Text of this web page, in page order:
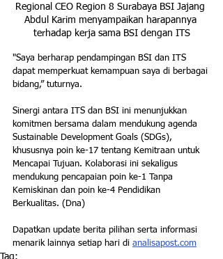
Regional CEO Region 8 Surabaya BSI Jajang
Abdul Karim menyampaikan harapannya
terhadap kerja sama BSI dengan ITS
"Saya berharap pendampingan BSI dan ITS
dapat memperkuat kemampuan saya di berbagai
bidang,” tuturnya.
Sinergi antara ITS dan BSI ini menunjukkan
komitmen bersama dalam mendukung agenda
Sustainable Development Goals (SDGs),
khususnya poin ke-17 tentang Kemitraan untuk
Mencapai Tujuan. Kolaborasi ini sekaligus
mendukung pencapaian poin ke-1 Tanpa
Kemiskinan dan poin ke-4 Pendidikan
Berkualitas. (Dna)
Dapatkan update berita pilihan serta informasi
menarik lainnya setiap hari di analisapost.com
Tag: